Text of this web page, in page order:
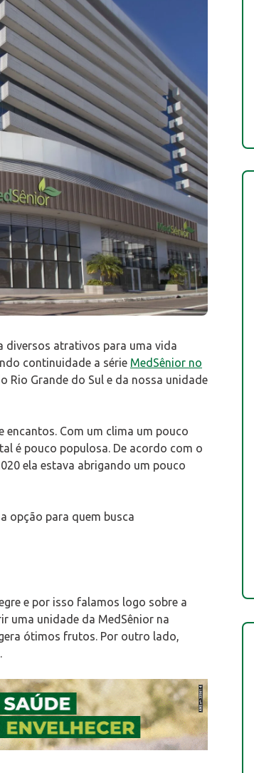
diversos atrativos para uma vida
continuidade a série MedSênior no
Rio Grande do Sul e da nossa unidade
encantos. Com um clima um pouco
é pouco populosa. De acordo com o
ela estava abrigando um pouco
opção para quem busca
e por isso falamos logo sobre a
uma unidade da MedSênior na
ótimos frutos. Por outro lado,